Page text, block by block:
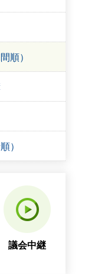
順）
）
議会中継